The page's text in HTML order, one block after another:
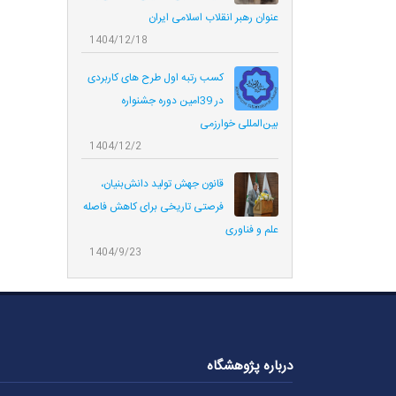
عنوان رهبر انقلاب اسلامی ایران
1404/12/18
کسب رتبه اول طرح های کاربردی
در 39امین دوره جشنواره
بین‌المللی خوارزمی
1404/12/2
قانون جهش تولید دانش‌بنیان،
فرصتی تاریخی برای کاهش فاصله
علم و فناوری
1404/9/23
درباره پژوهشگاه